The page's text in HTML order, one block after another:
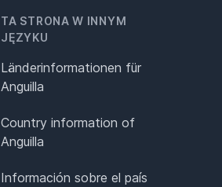
TA STRONA W INNYM
JĘZYKU
Länderinformationen für
Anguilla
Country information of
Anguilla
Información sobre el país